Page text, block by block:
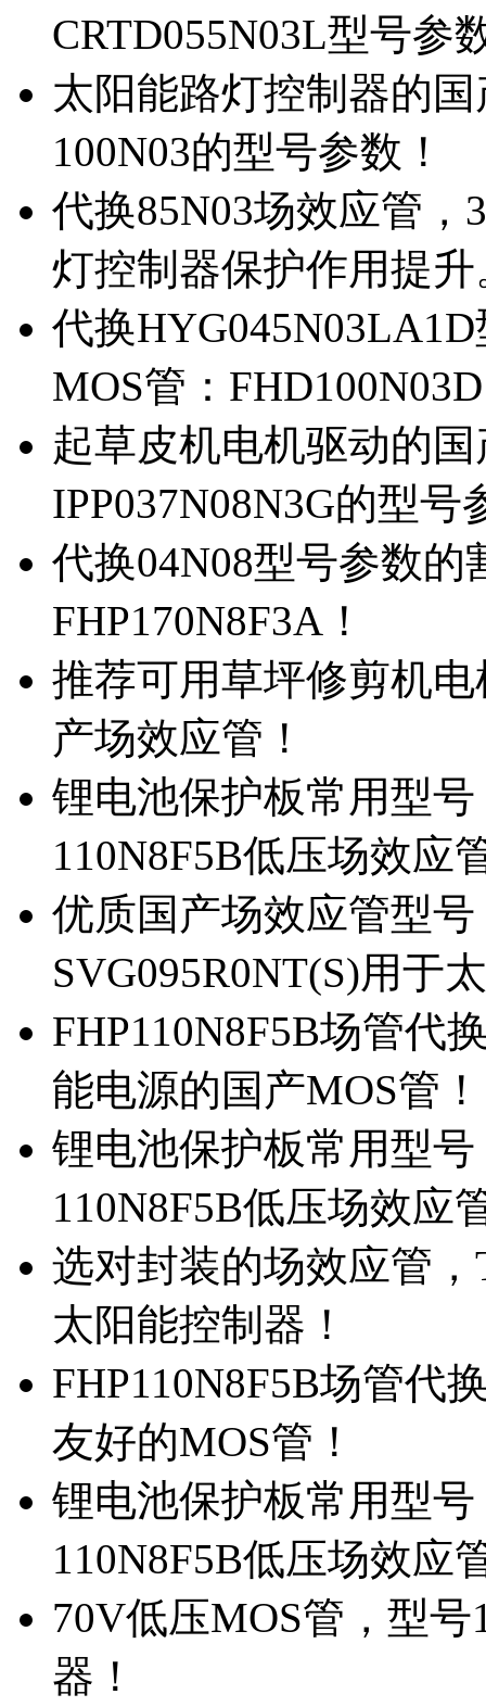
CRTD055N03L型号参
太阳能路灯控制器的
100N03的型号参数！
代换85N03场效应管
灯控制器保护作用提升
代换
MOS管：
起草皮机电机驱动的
IPP037N08N3G的型号
代换04N08型号参数
FHP170N8F3A！
推荐可用草坪修剪机电
产场效应管！
锂电池保护板常用型号
110N8F5B低压场效应
优质国产场效应管型
SVG095R0NT(S)用于
FHP110N8F5B场管代
能电源的国产MOS管！
锂电池保护板常用型
110N8F5B低压场效应
选对封装的场效应管
太阳能控制器！
FHP110N8F5B场管代
友好的MOS管！
锂电池保护板常用型
110N8F5B低压场效应
70V低压MOS管，型
器！